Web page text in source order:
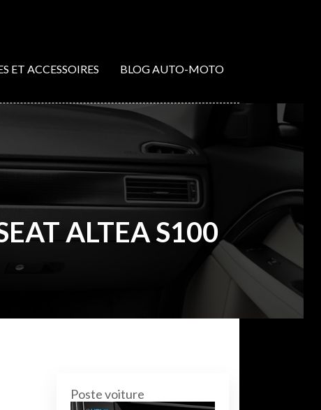
ET ACCESSOIRES BLOG AUTO-MOTO
ALTEA S100
Poste voiture